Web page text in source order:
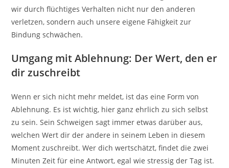
wir durch flüchtiges Verhalten nicht nur den anderen
verletzen, sondern auch unsere eigene Fähigkeit zur
Bindung schwächen.
Umgang mit Ablehnung: Der Wert, den er
dir zuschreibt
Wenn er sich nicht mehr meldet, ist das eine Form von
Ablehnung. Es ist wichtig, hier ganz ehrlich zu sich selbst
zu sein. Sein Schweigen sagt immer etwas darüber aus,
welchen Wert dir der andere in seinem Leben in diesem
Moment zuschreibt. Wer dich wertschätzt, findet die zwei
Minuten Zeit für eine Antwort, egal wie stressig der Tag ist.